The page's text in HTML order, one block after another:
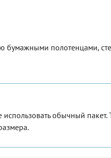
бумажными полотенцами,
обычный